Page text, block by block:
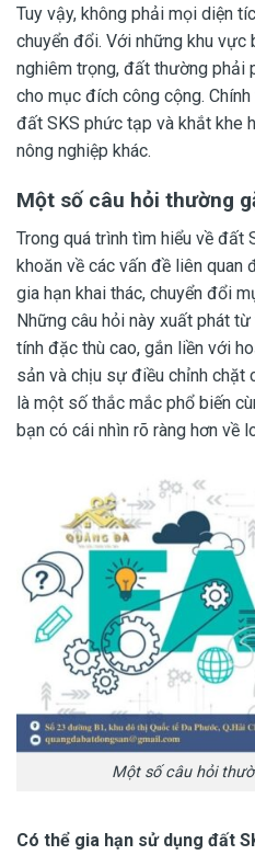
Tuy vậy, không phải mọi diện
chuyển đổi. Với những khu
nghiêm trọng, đất thường phải
cho mục đích công cộng.
đất SKS phức tạp và khắt khe
nông nghiệp khác.
Một số câu hỏi thường
Trong quá trình tìm hiểu về đất
khoăn về các vấn đề liên quan
gia hạn khai thác, chuyển đổi
Những câu hỏi này xuất phát
tính đặc thù cao, gắn liền với
sản và chịu sự điều chỉnh chặt
là một số thắc mắc phổ biến
bạn có cái nhìn rõ ràng hơn về
Một số câu hỏi
Có thể gia hạn sử dụng đất